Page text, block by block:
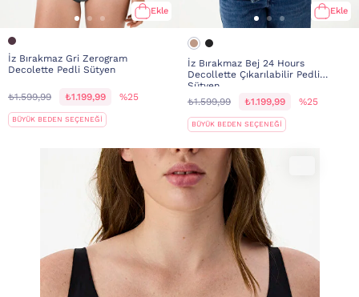
Ekle
İz Bırakmaz Gri Zerogram
Decolette Pedli Sütyen
₺1.599,99 ₺1.199,99 %25
BÜYÜK BEDEN SEÇENEĞİ
Ekle
İz Bırakmaz Bej 24 Hours
Decollette Çıkarılabilir Pedli
Sütyen
₺1.599,99
₺1.199,99 %25
BÜYÜK BEDEN SEÇENEĞİ